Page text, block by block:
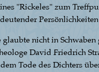
"Rickeles" zum
glaubte nicht in
David Friedrich
Tode des Dichters